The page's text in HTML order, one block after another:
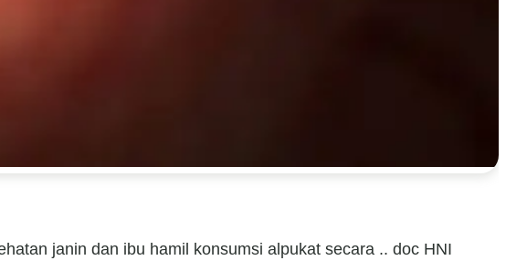
janin dan ibu hamil konsumsi alpukat secara .. doc HNI